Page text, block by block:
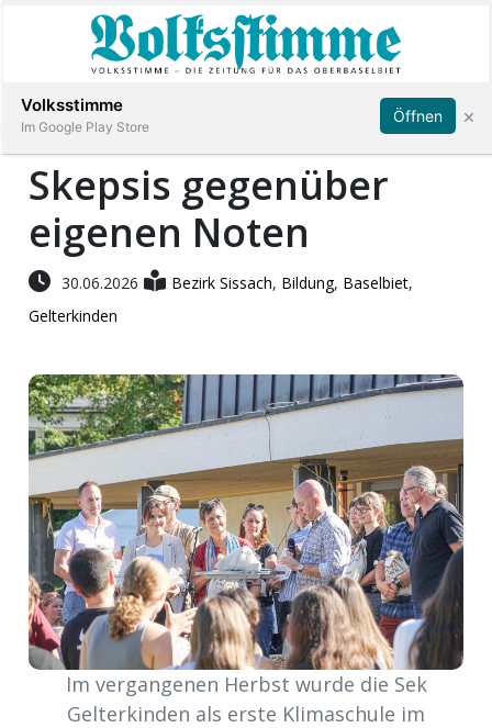
Immobilien
Veranstaltungen
E-
Paper
App
Fussball
Abonnieren Anmelden
Skepsis gegenüber
eigenen Noten
30.06.2026 Bezirk Sissach, Bildung, Baselbiet,
Gelterkinden
Im vergangenen Herbst wurde die Sek
Gelterkinden als erste Klimaschule im
Volksstimme
Im Google Play Store
Öffnen ×